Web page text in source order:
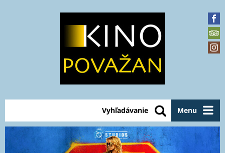
Menu
Vyhľadávanie